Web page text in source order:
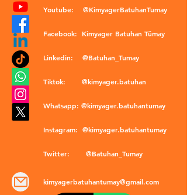
Youtube: @KimyagerBatuhanTumay
Facebook: Kimyager Batuhan Tümay
Linkedin: @Batuhan_Tumay
Tiktok: @kimyager.batuhan
Whatsapp: @kimyager.batuhantumay
Instagram: @kimyager.batuhantumay
Twitter: @Batuhan_Tumay
kimyagerbatuhantumay@gmail.com